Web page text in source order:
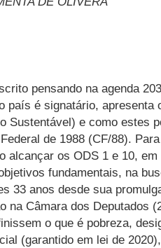
pensando na agenda
país é signatário,
Sustentável) e como estes
de 1988 (CF/88).
alcançar os ODS 1 e 10,
fundamentais, na
33 anos desde sua
na Câmara dos Deputados
o que é pobreza,
(garantido em lei de